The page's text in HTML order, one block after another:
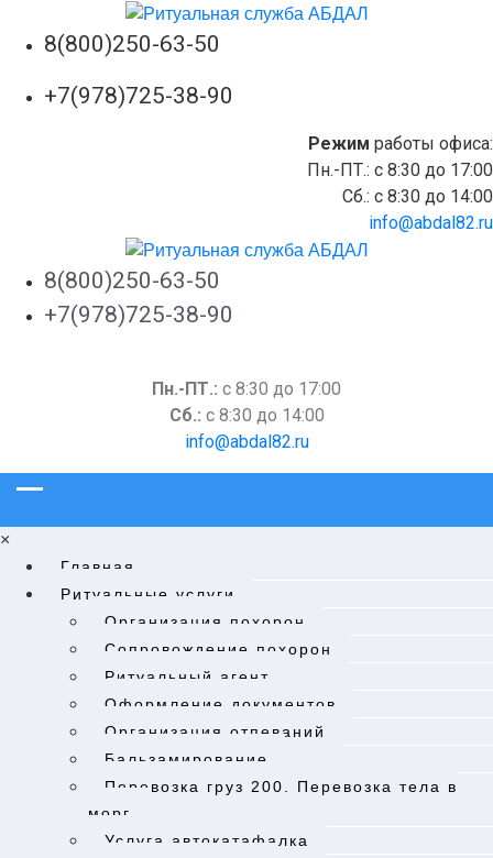
8(800)250-63-50
+7(978)725-38-90
Режим работы офиса:
Пн.-ПТ.: c 8:30 до 17:00
Сб.: c 8:30 до 14:00
info@abdal82.ru
8(800)250-63-50
+7(978)725-38-90
Пн.-ПТ.: c 8:30 до 17:00
Сб.: c 8:30 до 14:00
info@abdal82.ru
×
Главная
Ритуальные услуги
Организация похорон
Cопровождение похорон
Ритуальный агент
Оформление документов
Организация отпеваний
Бальзамирование
Перевозка груз 200. Перевозка тела в
морг.​
Услуга автокатафалка